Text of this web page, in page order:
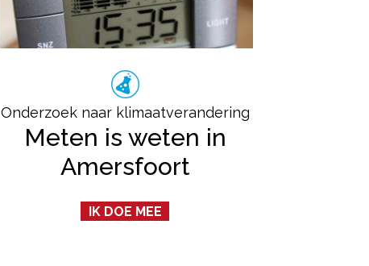
Onderzoek naar klimaatverandering
Meten is weten in
Amersfoort
IK DOE MEE